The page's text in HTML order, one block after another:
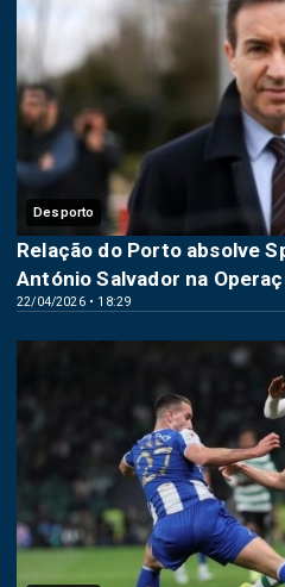
Desporto
22/04/2026 • 18:29
Relação do Porto absolve
António Salvador na